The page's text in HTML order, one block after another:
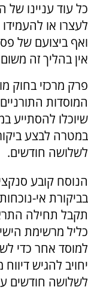
כל עוד עניינו
לעצרו או להעמידו
ואף ביצועם של
אין בהליך זה
פרק מרכזי בחוק
המוסדות
שיוכלו להסתייע
במטרה לבצע
לשלושה חודשים.
הנוסח קובע
תקבל תחילה
כליל מרשימת
למוסד אחר כדי
יחויב להגיש
לשלושה חודשים